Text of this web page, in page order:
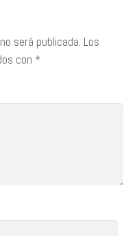
será publicada. Los
con *